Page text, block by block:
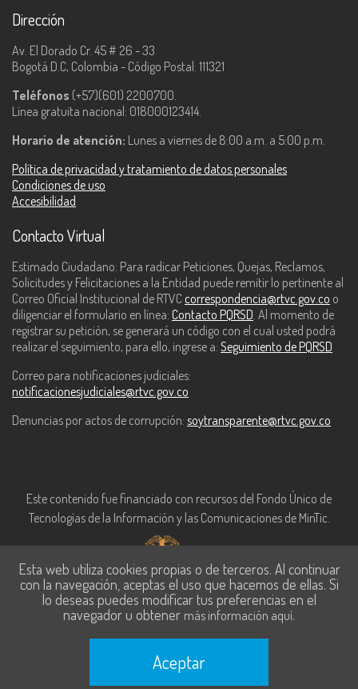
Dirección
Av. El Dorado Cr. 45 # 26 - 33
Bogotá D.C, Colombia - Código Postal: 111321
Teléfonos (+57)(601) 2200700.
Línea gratuita nacional: 018000123414.
Horario de atención: Lunes a viernes de 8:00 a.m. a 5:00 p.m.
Política de privacidad y tratamiento de datos personales
Condiciones de uso
Accesibilidad
Contacto Virtual
Estimado Ciudadano: Para radicar Peticiones, Quejas, Reclamos,
Solicitudes y Felicitaciones a la Entidad puede remitir lo pertinente al
Correo Oficial Institucional de RTVC correspondencia@rtvc.gov.co o
diligenciar el formulario en línea: Contacto PQRSD. Al momento de
registrar su petición, se generará un código con el cual usted podrá
realizar el seguimiento, para ello, ingrese a: Seguimiento de PQRSD
Correo para notificaciones judiciales:
notificacionesjudiciales@rtvc.gov.co
Denuncias por actos de corrupción: soytransparente@rtvc.gov.co
Este contenido fue financiado con recursos del Fondo Único de
Tecnologías de la Información y las Comunicaciones de MinTic.
Esta web utiliza cookies propias o de terceros. Al continuar
con la navegación, aceptas el uso que hacemos de ellas. Si
lo deseas puedes modificar tus preferencias en el
navegador u obtener más información aquí.
Aceptar